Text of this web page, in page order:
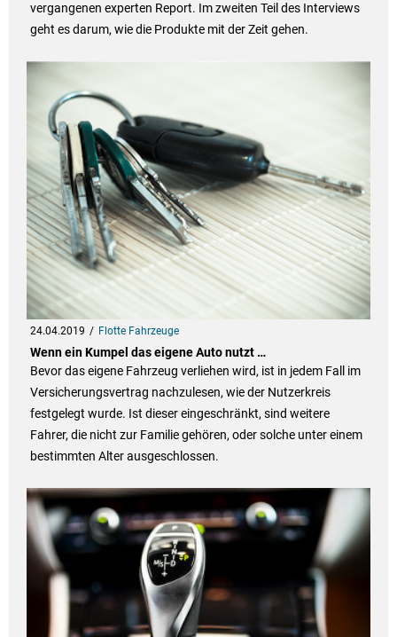
vergangenen experten Report. Im zweiten Teil des Interviews
geht es darum, wie die Produkte mit der Zeit gehen.
24.04.2019 Flotte Fahrzeuge
Wenn ein Kumpel das eigene Auto nutzt …
Bevor das eigene Fahrzeug verliehen wird, ist in jedem Fall im
Versicherungsvertrag nachzulesen, wie der Nutzerkreis
festgelegt wurde. Ist dieser eingeschränkt, sind weitere
Fahrer, die nicht zur Familie gehören, oder solche unter einem
bestimmten Alter ausgeschlossen.